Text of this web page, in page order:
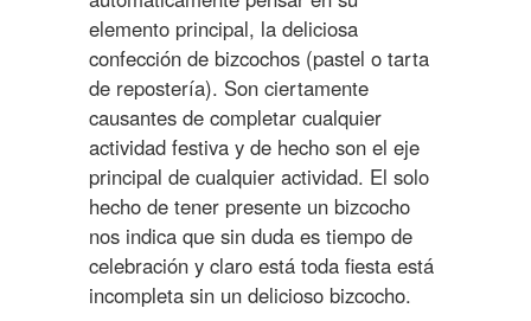
elemento principal, la deliciosa
confección de bizcochos (pastel o tarta
de repostería). Son ciertamente
causantes de completar cualquier
actividad festiva y de hecho son el eje
principal de cualquier actividad. El solo
hecho de tener presente un bizcocho
nos indica que sin duda es tiempo de
celebración y claro está toda fiesta está
incompleta sin un delicioso bizcocho.